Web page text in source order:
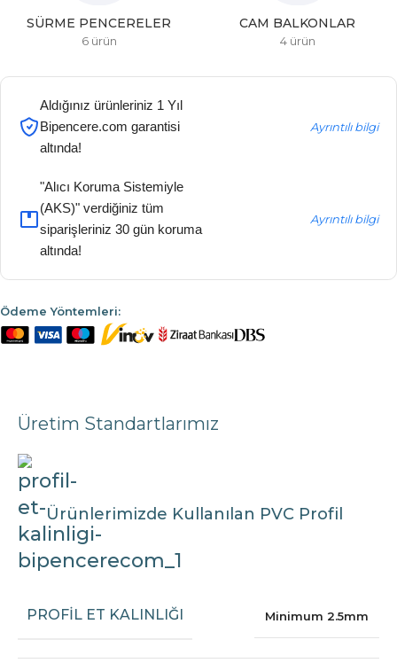
SÜRME PENCERELER
6 ürün
CAM BALKONLAR
4 ürün
Aldığınız ürünleriniz 1 Yıl
Bipencere.com garantisi
altında!
Ayrıntılı bilgi
"Alıcı Koruma Sistemiyle
(AKS)" verdiğiniz tüm
siparişleriniz 30 gün koruma
altında!
Ayrıntılı bilgi
Ödeme Yöntemleri:
Üretim Standartlarımız
Ürünlerimizde Kullanılan PVC Profil
PROFIL ET KALINLIĞI Minimum 2.5mm